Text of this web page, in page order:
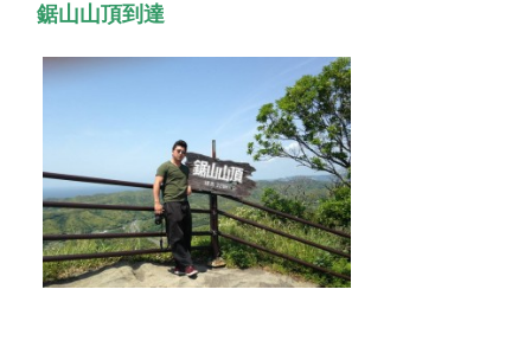
鋸山山頂到達